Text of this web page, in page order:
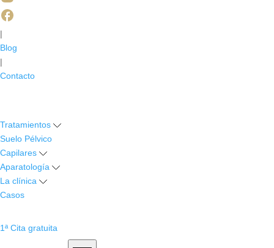
|
Blog
|
Contacto
Tratamientos
Suelo Pélvico
Capilares
Aparatología
La clínica
Casos
1ª Cita gratuita